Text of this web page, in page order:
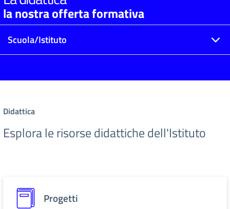
la nostra offerta formativa
Scuola/Istituto
Didattica
Esplora le risorse didattiche dell'Istituto
Progetti